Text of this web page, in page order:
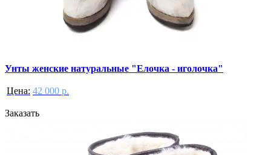
Унты женские натуральные "Елочка - иголочка"
Цена: 42 000 р.
Заказать